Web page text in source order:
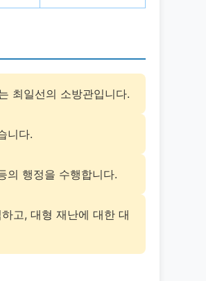
최일선의 소방관입니다.
니다.
의 행정을 수행합니다.
고, 대형 재난에 대한 대